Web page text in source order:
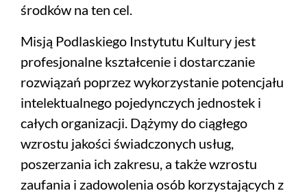
środków na ten cel.
Misją Podlaskiego Instytutu Kultury jest
profesjonalne kształcenie i dostarczanie
rozwiązań poprzez wykorzystanie potencjału
intelektualnego pojedynczych jednostek i
całych organizacji. Dążymy do ciągłego
wzrostu jakości świadczonych usług,
poszerzania ich zakresu, a także wzrostu
zaufania i zadowolenia osób korzystających z